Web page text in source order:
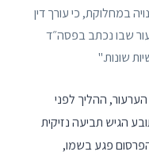
במחלוקת, כי עורך דין
שבו נכתב בפסה״ד
שונות."
ההליך לפני
הגיש תביעה נזיקית
טען כי הפרסום פגע בשמו,